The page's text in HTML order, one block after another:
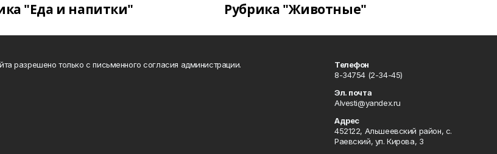
"Еда и напитки" Рубрика "Животные"
разрешено только с письменного согласия администрации.
Телефон
8-34754 (2-34-45)
Эл. почта
Alvesti@yandex.ru
Адрес
452122, Альшеевский район, с.
Раевский, ул. Кирова, 3